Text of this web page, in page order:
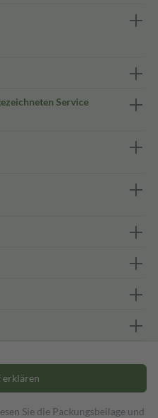
Service
Sie die Packungsbeilage und